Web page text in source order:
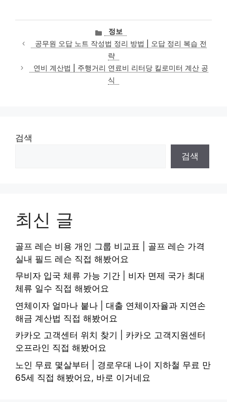
카
테
고
리
정보
공무원 오답 노트 작성법 정리 방법 | 오답 정리 복습 전
략
연비 계산법 | 주행거리 연료비 리터당 킬로미터 계산 공
식
검색
검색
최신 글
골프 레슨 비용 개인 그룹 비교표 | 골프 레슨 가격
실내 필드 레슨 직접 해봤어요
무비자 입국 체류 가능 기간 | 비자 면제 국가 최대
체류 일수 직접 해봤어요
연체이자 얼마나 붙나 | 대출 연체이자율과 지연손
해금 계산법 직접 해봤어요
카카오 고객센터 위치 찾기 | 카카오 고객지원센터
오프라인 직접 해봤어요
노인 무료 몇살부터 | 경로우대 나이 지하철 무료 만
65세 직접 해봤어요, 바로 이거네요